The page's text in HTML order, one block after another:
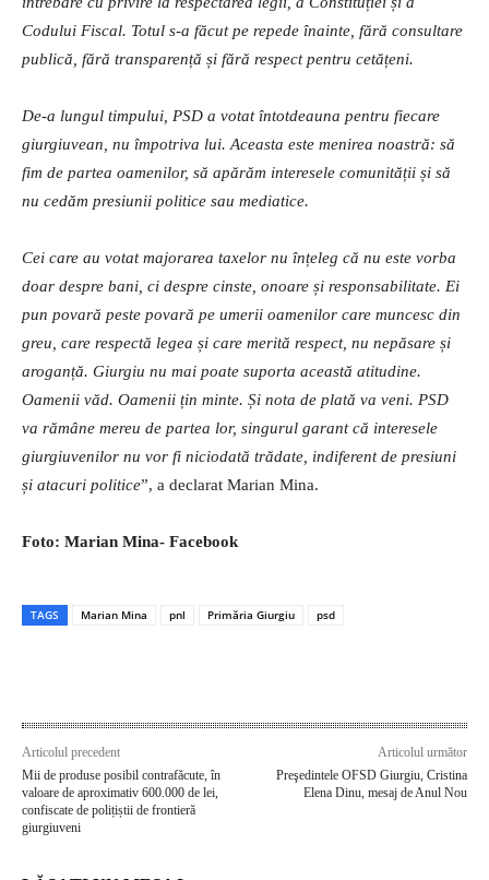
Codului Fiscal. Totul s-a făcut pe repede înainte, fără consultare
publică, fără transparență și fără respect pentru cetățeni.
De-a lungul timpului, PSD a votat întotdeauna pentru fiecare
giurgiuvean, nu împotriva lui. Aceasta este menirea noastră: să
fim de partea oamenilor, să apărăm interesele comunității și să
nu cedăm presiunii politice sau mediatice.
Cei care au votat majorarea taxelor nu înțeleg că nu este vorba
doar despre bani, ci despre cinste, onoare și responsabilitate. Ei
pun povară peste povară pe umerii oamenilor care muncesc din
greu, care respectă legea și care merită respect, nu nepăsare și
aroganță. Giurgiu nu mai poate suporta această atitudine.
Oamenii văd. Oamenii țin minte. Și nota de plată va veni. PSD
va rămâne mereu de partea lor, singurul garant că interesele
giurgiuvenilor nu vor fi niciodată trădate, indiferent de presiuni
și atacuri politice”, a declarat Marian Mina.
Foto: Marian Mina- Facebook
TAGS Marian Mina pnl Primăria Giurgiu psd
Articolul precedent
Mii de produse posibil contrafăcute, în
valoare de aproximativ 600.000 de lei,
confiscate de polițiștii de frontieră
giurgiuveni
Articolul următor
Preşedintele OFSD Giurgiu, Cristina
Elena Dinu, mesaj de Anul Nou